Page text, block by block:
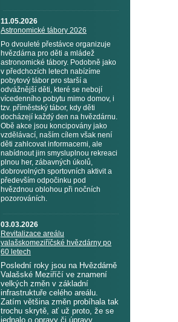
11.05.2026
Astronomické tábory 2026
Po dvouleté přestávce organizuje
hvězdárna pro děti a mládež
astronomické tábory. Podobně jako
v předchozích letech nabízíme
pobytový tábor pro starší a
odvážnější děti, které se nebojí
vícedenního pobytu mimo domov, i
tzv. příměstský tábor, kdy děti
docházejí každý den na hvězdárnu.
Obě akce jsou koncipovány jako
vzdělávací, naším cílem však není
děti zahlcovat informacemi, ale
nabídnout jim smysluplnou rekreaci
plnou her, zábavných úkolů,
dobrovolných sportovních aktivit a
především odpočinku pod
hvězdnou oblohou při nočních
pozorováních.
03.03.2026
Revitalizace areálu
valašskomeziříčské hvězdárny po
60 letech
Poslední roky jsou na Hvězdárně
Valašské Meziříčí ve znamení
velkých změn v základní
infrastruktuře celého areálu.
Zatím většina změn probíhala tak
trochu skrytě, ať už proto, že se
jednalo o opravy či úpravy